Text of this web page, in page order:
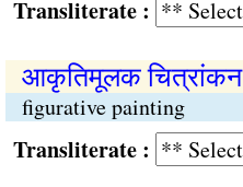
:
आकृतिमूलक चित्रांकन
figurative painting
: